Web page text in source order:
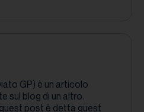
GP) è un articolo
sul blog di un altro.
post è detta guest